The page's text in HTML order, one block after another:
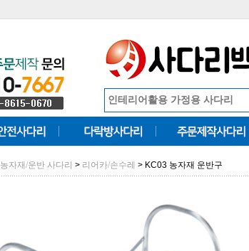
농자재/운반 사다리 > 리어카/손수레 > KC03 농자재 운반구